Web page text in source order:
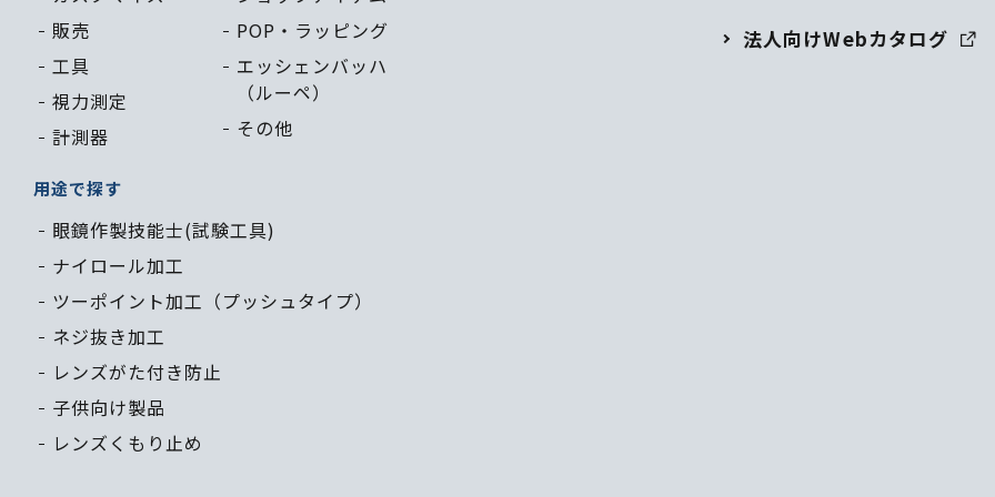
販売
工具
視力測定
計測器
POP・ ラッピング
エッシェンバッハ
（ルーペ）
その他
用途で探す
眼鏡作製技能士(試験工具)
ナイロール加工
ツーポイント加工（プッシュタイプ）
ネジ抜き加工
レンズがた付き防止
子供向け製品
レンズくもり止め
法人向けWebカタログ